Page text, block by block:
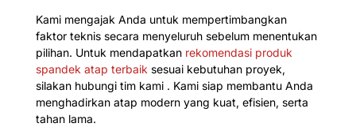
Kami mengajak Anda untuk mempertimbangkan
faktor teknis secara menyeluruh sebelum menentukan
pilihan. Untuk mendapatkan rekomendasi produk
spandek atap terbaiksesuai kebutuhan proyek,
silakan hubungi tim kami . Kami siap membantu Anda
menghadirkan atap modern yang kuat, efisien, serta
tahan lama.